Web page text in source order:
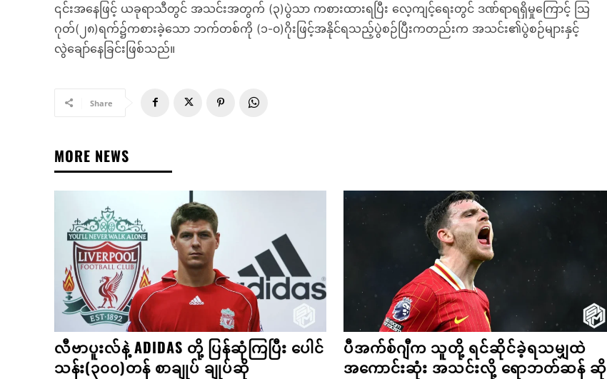
၎င်းအနေဖြင့် ယခုရာသီတွင် အသင်းအတွက် (၃)ပွဲသာ ကစားထားရပြီး လေ့ကျင့်ရေးတွင် ဒဏ်ရာရရှိမှုကြောင့် သြ
ဂုတ်(၂၈)ရက်၌ကစားခဲ့သော ဘက်တစ်ကို (၁-၀)ဂိုးဖြင့်အနိုင်ရသည့်ပွဲစဉ်ပြီးကတည်းက အသင်း၏ပွဲစဉ်များနှင့်
လွဲချော်နေခြင်းဖြစ်သည်။
Share
MORE NEWS
လီဗာပူးလ်နဲ့ ADIDAS တို့ ပြန်ဆုံကြပြီး ပေါင်
သန်း(၃၀၀)တန် စာချုပ် ချုပ်ဆို
ပီအက်စ်ဂျီက သူတို့ ရင်ဆိုင်ခဲ့ရသမျှထဲ
အကောင်းဆုံး အသင်းလို့ ရောဘတ်ဆန် ဆို